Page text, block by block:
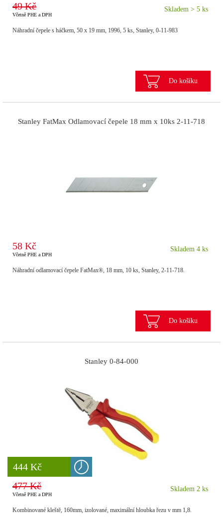
49 Kč
Včetně PHE a DPH
Skladem > 5 ks
Náhradní čepele s háčkem, 50 x 19 mm, 1996, 5 ks, Stanley, 0-11-983
Do košíku
Stanley FatMax Odlamovací čepele 18 mm x 10ks 2-11-718
58 Kč
Včetně PHE a DPH
Skladem 4 ks
Náhradní odlamovací čepele FatMax®, 18 mm, 10 ks, Stanley, 2-11-718.
Do košíku
8 777 Kč
444 Kč
Stanley 0-84-000
477 Kč
Včetně PHE a DPH
Skladem 2 ks
Kombinované kleště, 160mm, izolované, maximální hloubka řezu v mm 1,8.